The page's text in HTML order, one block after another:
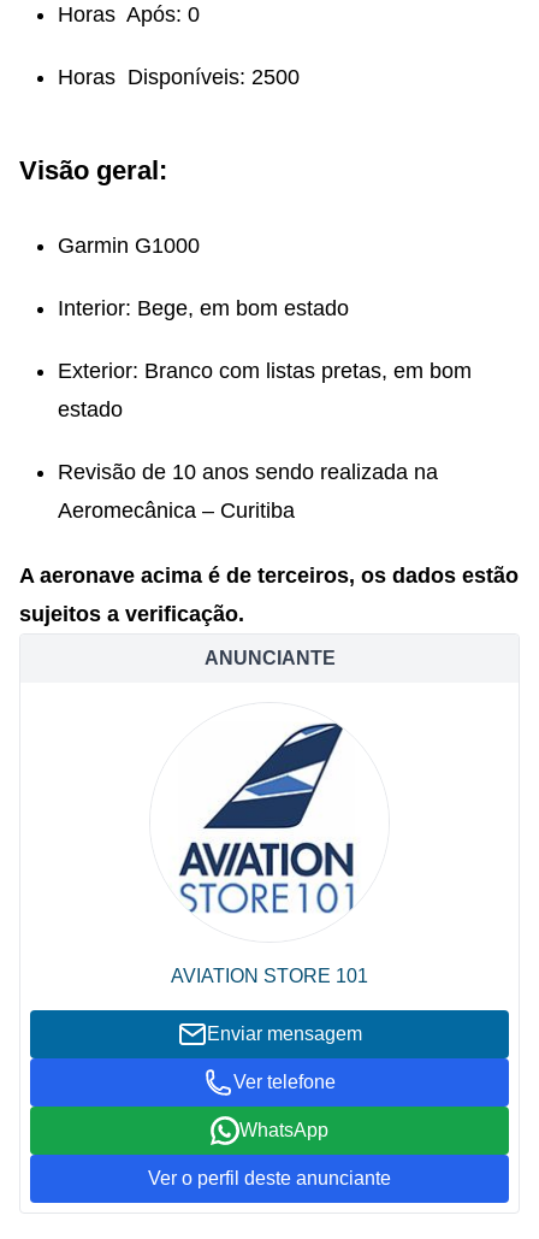
Horas Após: 0
Horas Disponíveis: 2500
Visão geral:
Garmin G1000
Interior: Bege, em bom estado
Exterior: Branco com listas pretas, em bom
estado
Revisão de 10 anos sendo realizada na
Aeromecânica – Curitiba
A aeronave acima é de terceiros, os dados estão
sujeitos a verificação.
ANUNCIANTE
AVIATION STORE 101
Enviar mensagem
Ver telefone
WhatsApp
Ver o perfil deste anunciante